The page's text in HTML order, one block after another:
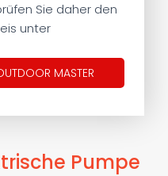
Sie daher den
unter
MASTER
Pumpe